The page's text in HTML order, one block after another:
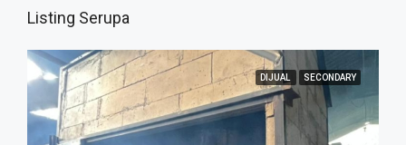
Listing Serupa
DIJUAL SECONDARY